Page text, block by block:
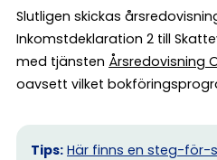
Slutligen skickas
Inkomstdeklaration 2 till
med tjänsten Årsredovisning
oavsett vilket
Tips: Här finns en steg-för-